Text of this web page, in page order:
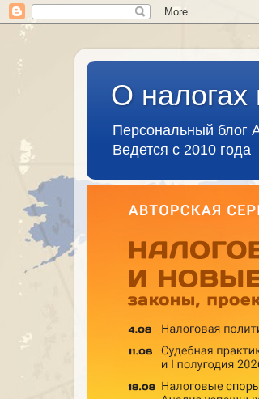
О налогах
Персональный блог
Ведется с 2010 года